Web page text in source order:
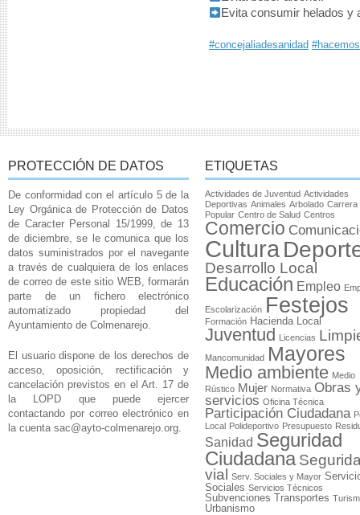
Evita consumir helados y
#concejaliadesanidad
PROTECCIÓN DE DATOS
De conformidad con el artículo 5 de la
Ley Orgánica de Protección de Datos
de Caracter Personal 15/1999, de 13
de diciembre, se le comunica que los
datos suministrados por el navegante
a través de cualquiera de los enlaces
de correo de este sitio WEB, formarán
parte de un fichero electrónico
automatizado propiedad del
Ayuntamiento de Colmenarejo.
El usuario dispone de los derechos de
acceso, oposición, rectificación y
cancelación previstos en el Art. 17 de
la LOPD que puede ejercer
contactando por correo electrónico en
la cuenta sac@ayto-colmenarejo.org
ETIQUETAS
Actividades de Juventud Actividades
Deportivas Animales Arbolado Carrera
Popular Centro de Salud Centros
Comercio
Cultura
Desarrollo Local
Educación Empleo
Escolarización Festejos
Formación Hacienda Local
Juventud Licencias
Mancomunidad Mayores
Medio ambiente Medio
Rústico Mujer Normativa Obras
servicios Oficina Técnica
Participación Ciudadana
Local Polideportivo Presupuesto
Sanidad Seguridad
Ciudadana
vial Serv. Sociales y Mayor
Sociales Servicios Técnicos
Subvenciones Transportes
Urbanismo